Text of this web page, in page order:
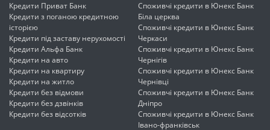
Кредити Приват Банк
Кредити з поганою кредитною
історією
Кредити під заставу нерухомості
Кредити Альфа Банк
Кредити на авто
Кредити на квартиру
Кредити на житло
Кредити без відмови
Кредити без дзвінків
Кредити без відсотків
Споживчі кредити в Юнекс Банк
Біла церква
Споживчі кредити в Юнекс Банк
Черкаси
Споживчі кредити в Юнекс Банк
Чернігів
Споживчі кредити в Юнекс Банк
Чернівці
Споживчі кредити в Юнекс Банк
Дніпро
Споживчі кредити в Юнекс Банк
Івано-франківськ